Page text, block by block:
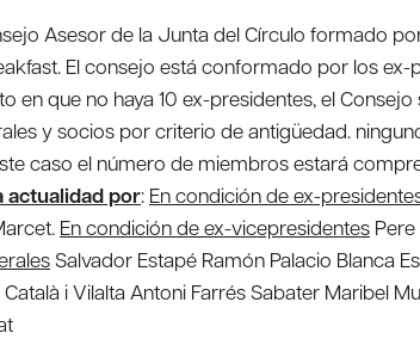
Asesor de la Junta del Círculo formado
El consejo está conformado por los ex-
en que no haya 10 ex-presidentes, el
y socios por criterio de antigüedad.
caso el número de miembros estará
actualidad por: En condición de ex-
En condición de ex-vicepresidentes
Salvador Estapé Ramón Palacio Blanca
i Vilalta Antoni Farrés Sabater Maribel